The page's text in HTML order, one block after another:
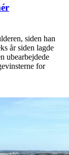
siden han
år siden lagde
ubearbejdede
for